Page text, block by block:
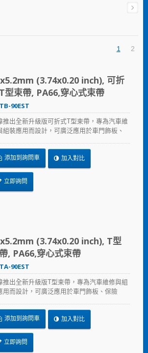
1 2
(3.74x0.20 inch), 可折
型束帶, PA66,穿心式束帶
90EST
推出全新升級版可折式T型束帶，專為汽車維
組裝應用而設計，可廣泛應用於車門飾板、
以更少的零件種類應對更多的維修情境，大
低庫存負擔與採購成本。其創新的可彎折頭
計，即使面對狹小孔位或受限空間，也能輕
入施工；升級雙面齒結構可實現一次到位的
協助修配廠與技術人員事半功倍地完成每一
修作業。一個扣件，滿足多種維修需求。
添加到詢問車 加入對比
立即詢問
(3.74x0.20 inch), T型
, PA66,穿心式束帶
90EST
推出全新升級版T型束帶，專為汽車維修與組
用而設計，可廣泛應用於車門飾板、保險
少的零件種類應對更多的維修情境，大幅降
存負擔與採購成本。升級雙面齒結構可實現
到位的快速鎖固，減少反覆調整時間；即使
線受阻的盲區位置，也能快速完成安裝，有
添加到詢問車 加入對比
立即詢問